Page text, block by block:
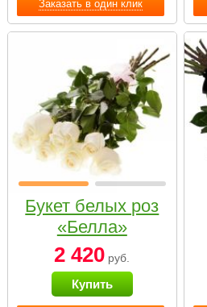
Заказать в один клик
Букет белых роз
«Белла»
2 420 руб.
Купить